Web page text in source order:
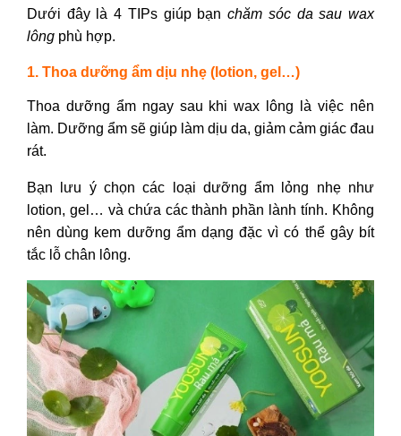
Dưới đây là 4 TIPs giúp bạnchăm sóc da sau wax
lông phù hợp.
1. Thoa dưỡng ẩm dịu nhẹ (lotion, gel…)
Thoa dưỡng ẩm ngay sau khi wax lông là việc nên
làm. Dưỡng ẩm sẽ giúp làm dịu da, giảm cảm giác đau
rát.
Bạn lưu ý chọn các loại dưỡng ẩm lỏng nhẹ như
lotion, gel… và chứa các thành phần lành tính. Không
nên dùng kem dưỡng ẩm dạng đặc vì có thể gây bít
tắc lỗ chân lông.